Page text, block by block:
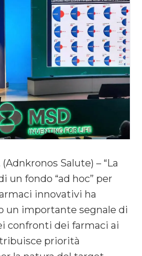
(Adnkronos Salute) – “La
un fondo “ad hoc” per
innovativi ha
un importante segnale di
confronti dei farmaci ai
priorità